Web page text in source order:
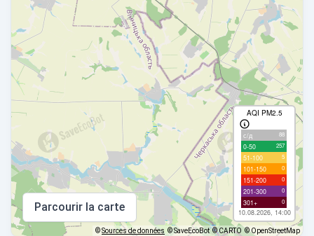
AQI PM2.5
с/д 88
0-50 257
51-100 5
101-150 0
151-200 0
201-300 0
301+ 0
10.08.2026, 14:00
Parcourir la carte
©Sources de données © SaveEcoBot © CARTO © OpenStreetMap